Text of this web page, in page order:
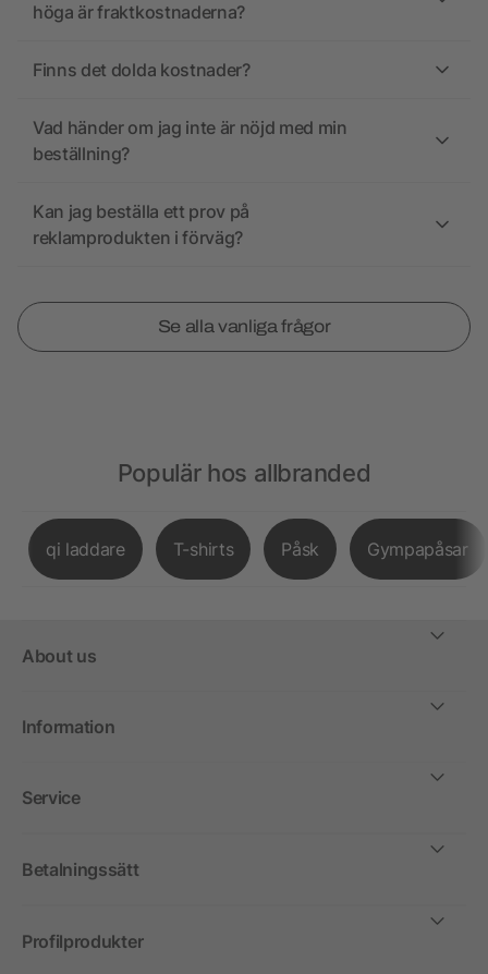
höga är fraktkostnaderna?
Finns det dolda kostnader?
Vad händer om jag inte är nöjd med min
beställning?
Kan jag beställa ett prov på
reklamprodukten i förväg?
Se alla vanliga frågor
Populär hos allbranded
qi laddare T-shirts Påsk Gympapåsar
About us
Information
Service
Betalningssätt
Profilprodukter